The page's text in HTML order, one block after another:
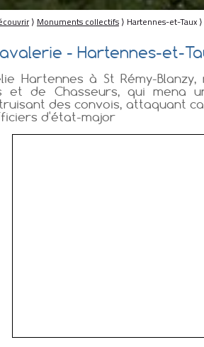
⟩ Monuments collectifs ⟩ Hartennes-et-Taux
- Hartennes-et-
Hartennes à St Rémy-
et de Chasseurs, qui mena
des convois, attaquant
d'état-major